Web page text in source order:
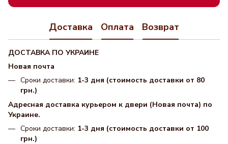
Доставка Оплата Возврат
ДОСТАВКА ПО УКРАИНЕ
Новая почта
Сроки доставки: 1-3 дня (стоимость доставки от 80
грн.)
Адресная доставка курьером к двери (Новая почта) по
Украине.
Сроки доставки: 1-3 дня (стоимость доставки от 100
грн.)